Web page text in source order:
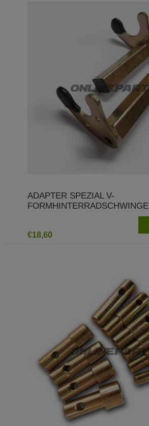
ADAPTER SPEZIAL V-
FORMHINTERRADSCHWINGE
€18,60